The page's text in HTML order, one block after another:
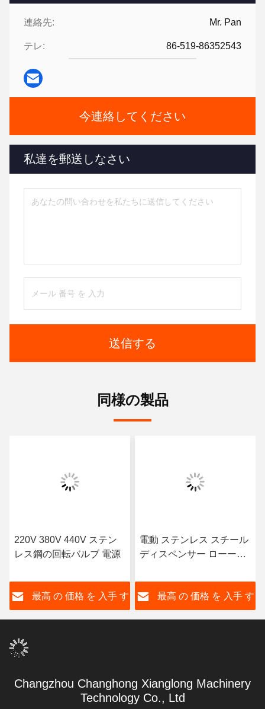
連絡先: Mr. Pan
テレ: 86-519-86352543
今連絡してください
私達を郵送しなさい
送信する
同様の製品
220V 380V 440V ステン
レス鋼の回転バルブ 電源
最高 の 価格 を 入手 す
電動 ステンレス スチール
ディスペンサー ローータ
最高 の 価格 を 入手 す
Changzhou Changhong Xianglong Machinery
Technology Co., Ltd